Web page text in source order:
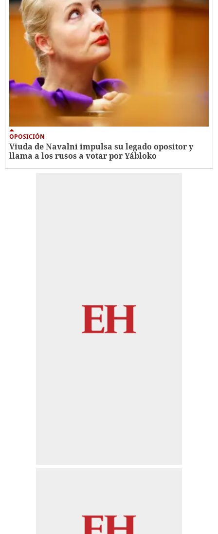
OPOSICIÓN
Viuda de Navalni impulsa su legado opositor y
llama a los rusos a votar por Yábloko